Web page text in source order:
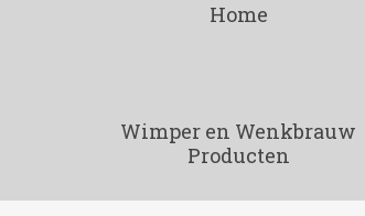
Home
Wimper en Wenkbrauw
Producten